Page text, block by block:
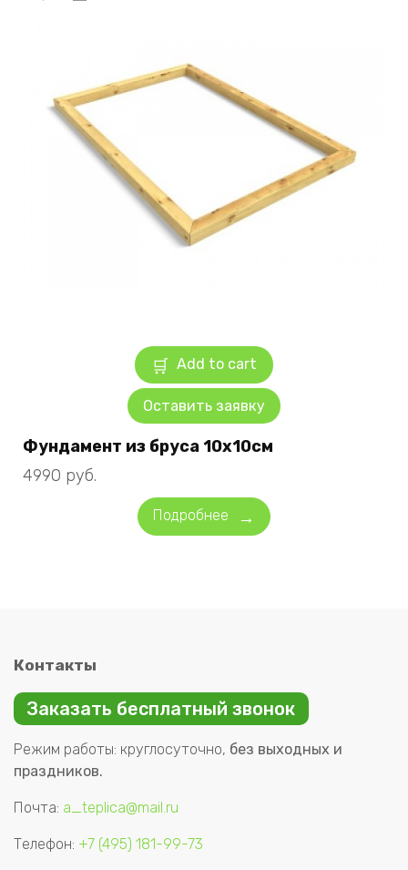
Add to cart
Оставить заявку
Фундамент из бруса 10х10см
4990 руб.
Подробнее
Контакты
Заказать бесплатный звонок
Режим работы: круглосуточно, без выходных и
праздников.
Почта: a_teplica@mail.ru
Телефон: +7 (495) 181-99-73